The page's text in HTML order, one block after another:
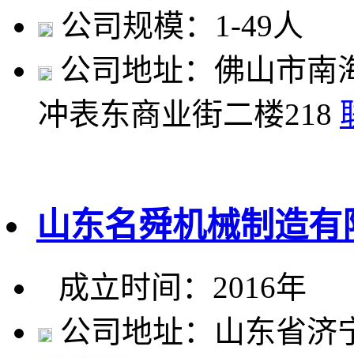
公司规模：1-49人
公司地址：佛山市南
冲表东商业街二楼218
山东名舜机械制造有
成立时间：2016年
公司地址：山东省济